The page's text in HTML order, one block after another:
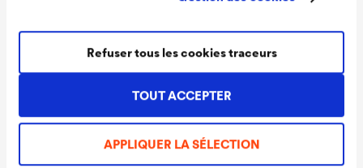
TOUT ACCEPTER
APPLIQUER LA SÉLECTION
Refuser tous les cookies traceurs
Nappe à excroissances en
polyéthylène haute densité
associée à un treillis en
polyéthylène brun.
env. 0,6 mm